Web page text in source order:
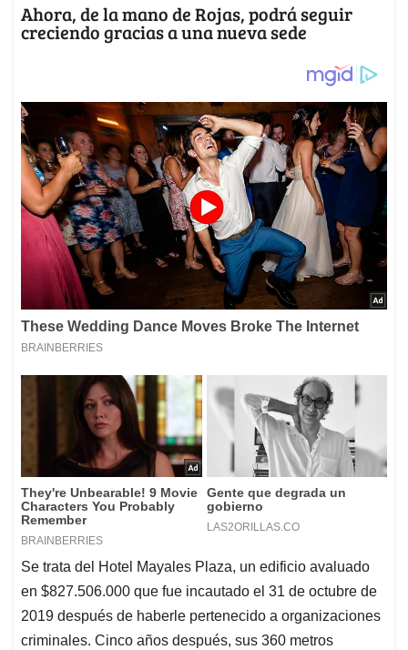
Ahora, de la mano de Rojas, podrá seguir
creciendo gracias a una nueva sede
Se trata del Hotel Mayales Plaza, un edificio avaluado
en $827.506.000 que fue incautado el 31 de octubre de
2019 después de haberle pertenecido a organizaciones
criminales. Cinco años después, sus 360 metros